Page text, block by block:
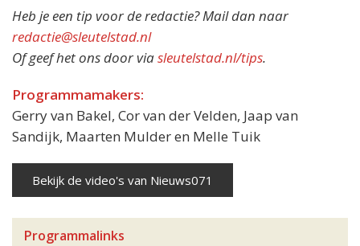
Heb je een tip voor de redactie? Mail dan naar
redactie@sleutelstad.nl
Of geef het ons door viasleutelstad.nl/tips.
Programmamakers:
Gerry van Bakel, Cor van der Velden, Jaap van
Sandijk, Maarten Mulder en Melle Tuik
Bekijk de video's van Nieuws071
Programmalinks